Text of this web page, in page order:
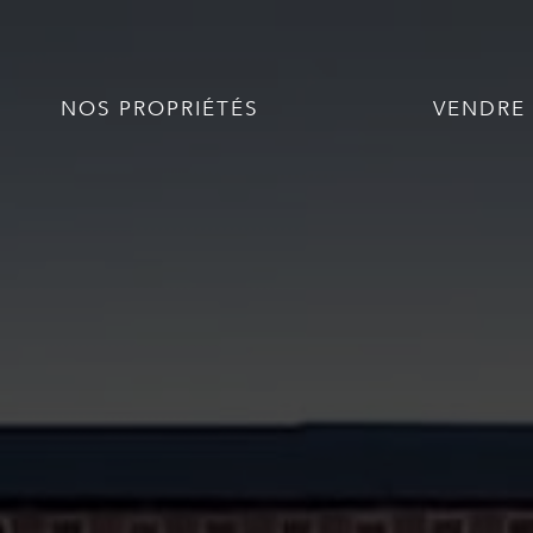
NOS PROPRIÉTÉS VENDRE